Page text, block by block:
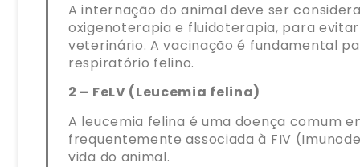
A internação do animal deve ser
oxigenoterapia e fluidoterapia, para
veterinário. A vacinação é fundamental
respiratório felino.
2 – FeLV (Leucemia felina)
A leucemia felina é uma doença comum
frequentemente associada à FIV
vida do animal.